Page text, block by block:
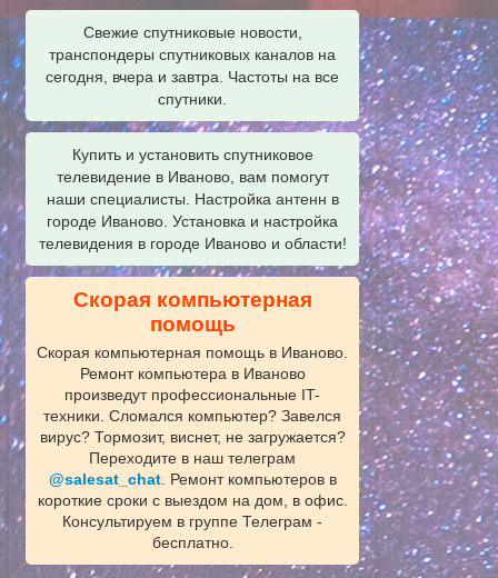
Свежие спутниковые новости,
транспондеры спутниковых каналов на
сегодня, вчера и завтра. Частоты на все
спутники.
Купить и установить спутниковое
телевидение в Иваново, вам помогут
наши специалисты. Настройка антенн в
городе Иваново. Установка и настройка
телевидения в городе Иваново и области!
Скорая компьютерная
помощь
Скорая компьютерная помощь в Иваново.
Ремонт компьютера в Иваново
произведут профессиональные IT-
техники. Сломался компьютер? Завелся
вирус? Тормозит, виснет, не загружается?
Переходите в наш телеграм
@salesat_chat. Ремонт компьютеров в
короткие сроки с выездом на дом, в офис.
Консультируем в группе Телеграм -
бесплатно.